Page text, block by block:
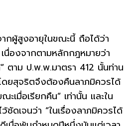
กผู้สูงอายุในขณะนี้ ถือได้ว่า
นื่องจากตามหลักกฎหมายว่า
ตาม ป.พ.พ.มาตรา 412 นั้นท่าน
ดยสุจริตจึงต้องคืนลาภมิควรได้
เมื่อเรียกคืน” เท่านั้น และใน
ดเจนว่า “ในเรื่องลาภมิควรได้